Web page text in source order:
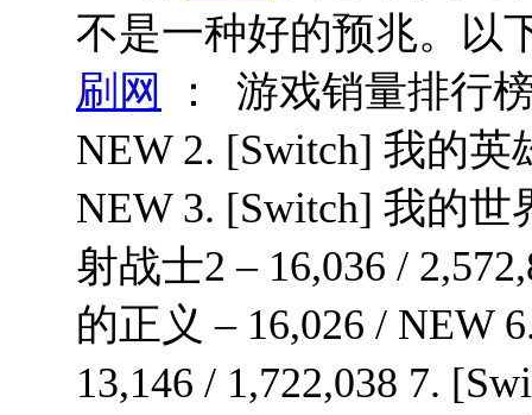
不是一种好的预兆。以
刷网
： 游戏销量排行
NEW 2. [Switch] 我的英
NEW 3. [Switch] 我的世
射战士2 – 16,036 /
的正义 – 16,026 / NEW
13,146 / 1,722,038 7.